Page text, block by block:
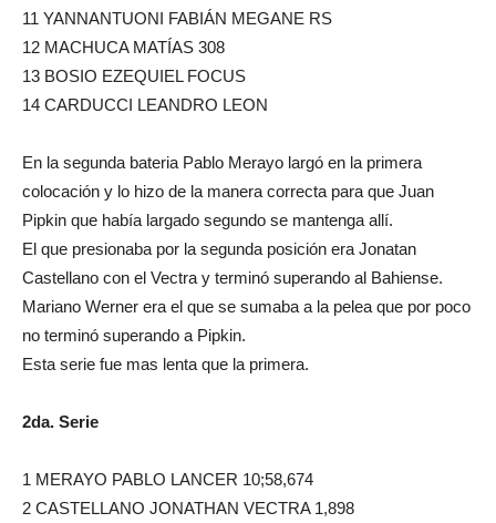
11 YANNANTUONI FABIÁN MEGANE RS
12 MACHUCA MATÍAS 308
13 BOSIO EZEQUIEL FOCUS
14 CARDUCCI LEANDRO LEON
En la segunda bateria Pablo Merayo largó en la primera
colocación y lo hizo de la manera correcta para que Juan
Pipkin que había largado segundo se mantenga allí.
El que presionaba por la segunda posición era Jonatan
Castellano con el Vectra y terminó superando al Bahiense.
Mariano Werner era el que se sumaba a la pelea que por poco
no terminó superando a Pipkin.
Esta serie fue mas lenta que la primera.
2da. Serie
1 MERAYO PABLO LANCER 10;58,674
2 CASTELLANO JONATHAN VECTRA 1,898